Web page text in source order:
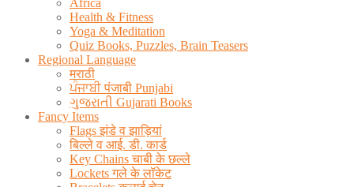
Health & Fitness
Yoga & Meditation
Quiz Books, Puzzles, Brain Teasers
Regional Language
मराठी
ਪੰਜਾਬੀ पंजाबी Punjabi
ગુજરાતી Gujarati Books
Fancy Items
Flags झंडे व झाड़ियां
बिल्ले व आई. डी. कार्ड
Key Chains चाबी के छल्ले
Lockets गले के लॉकेट